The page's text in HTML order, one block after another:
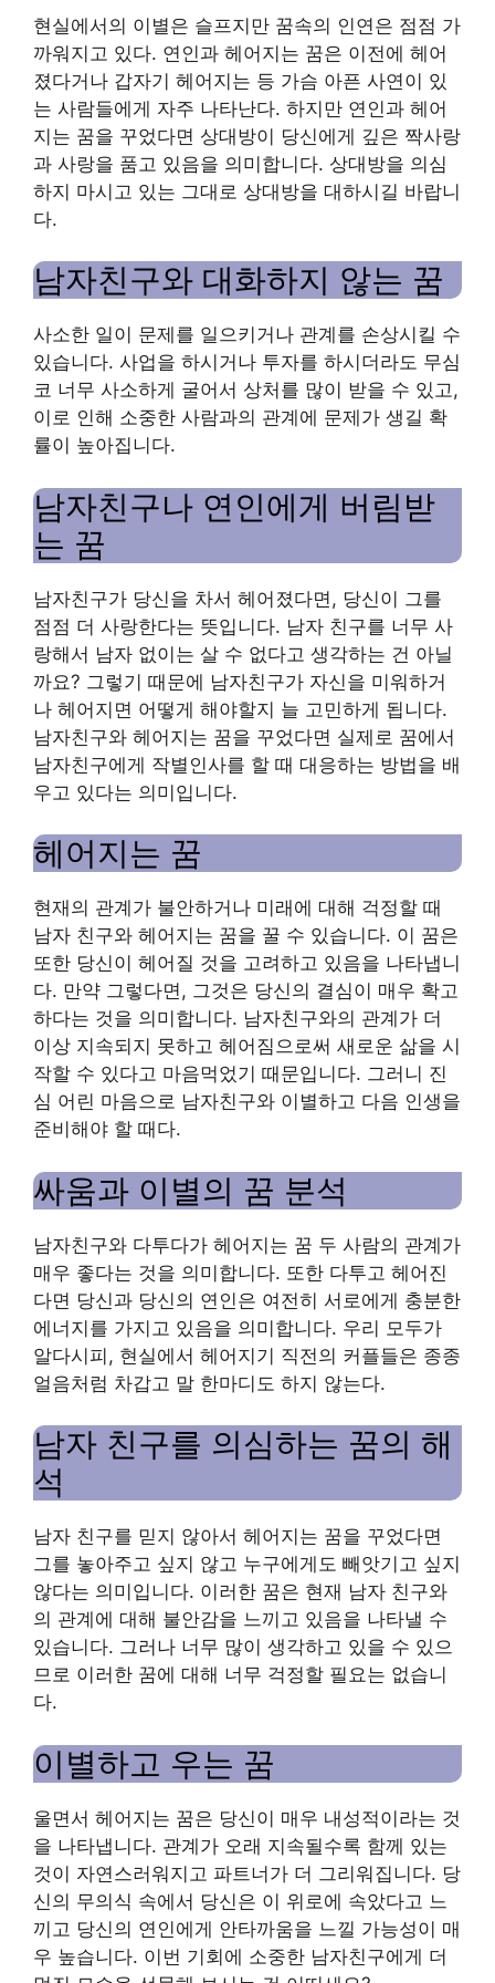
현실에서의 이별은 슬프지만 꿈속의 인연은 점점 가
까워지고 있다. 연인과 헤어지는 꿈은 이전에 헤어
졌다거나 갑자기 헤어지는 등 가슴 아픈 사연이 있
는 사람들에게 자주 나타난다. 하지만 연인과 헤어
지는 꿈을 꾸었다면 상대방이 당신에게 깊은 짝사랑
과 사랑을 품고 있음을 의미합니다. 상대방을 의심
하지 마시고 있는 그대로 상대방을 대하시길 바랍니
다.
남자친구와 대화하지 않는 꿈
사소한 일이 문제를 일으키거나 관계를 손상시킬 수
있습니다. 사업을 하시거나 투자를 하시더라도 무심
코 너무 사소하게 굴어서 상처를 많이 받을 수 있고,
이로 인해 소중한 사람과의 관계에 문제가 생길 확
률이 높아집니다.
남자친구나 연인에게 버림받
는 꿈
남자친구가 당신을 차서 헤어졌다면, 당신이 그를
점점 더 사랑한다는 뜻입니다. 남자 친구를 너무 사
랑해서 남자 없이는 살 수 없다고 생각하는 건 아닐
까요? 그렇기 때문에 남자친구가 자신을 미워하거
나 헤어지면 어떻게 해야할지 늘 고민하게 됩니다.
남자친구와 헤어지는 꿈을 꾸었다면 실제로 꿈에서
남자친구에게 작별인사를 할 때 대응하는 방법을 배
우고 있다는 의미입니다.
헤어지는 꿈
현재의 관계가 불안하거나 미래에 대해 걱정할 때
남자 친구와 헤어지는 꿈을 꿀 수 있습니다. 이 꿈은
또한 당신이 헤어질 것을 고려하고 있음을 나타냅니
다. 만약 그렇다면, 그것은 당신의 결심이 매우 확고
하다는 것을 의미합니다. 남자친구와의 관계가 더
이상 지속되지 못하고 헤어짐으로써 새로운 삶을 시
작할 수 있다고 마음먹었기 때문입니다. 그러니 진
심 어린 마음으로 남자친구와 이별하고 다음 인생을
준비해야 할 때다.
싸움과 이별의 꿈 분석
남자친구와 다투다가 헤어지는 꿈 두 사람의 관계가
매우 좋다는 것을 의미합니다. 또한 다투고 헤어진
다면 당신과 당신의 연인은 여전히 ​​서로에게 충분한
에너지를 가지고 있음을 의미합니다. 우리 모두가
알다시피, 현실에서 헤어지기 직전의 커플들은 종종
얼음처럼 차갑고 말 한마디도 하지 않는다.
남자 친구를 의심하는 꿈의 해
석
남자 친구를 믿지 않아서 헤어지는 꿈을 꾸었다면
그를 놓아주고 싶지 않고 누구에게도 빼앗기고 싶지
않다는 의미입니다. 이러한 꿈은 현재 남자 친구와
의 관계에 대해 불안감을 느끼고 있음을 나타낼 수
있습니다. 그러나 너무 많이 생각하고 있을 수 있으
므로 이러한 꿈에 대해 너무 걱정할 필요는 없습니
다.
이별하고 우는 꿈
울면서 헤어지는 꿈은 당신이 매우 내성적이라는 것
을 나타냅니다. 관계가 오래 지속될수록 함께 있는
것이 자연스러워지고 파트너가 더 그리워집니다. 당
신의 무의식 속에서 당신은 이 위로에 속았다고 느
끼고 당신의 연인에게 안타까움을 느낄 가능성이 매
우 높습니다. 이번 기회에 소중한 남자친구에게 더